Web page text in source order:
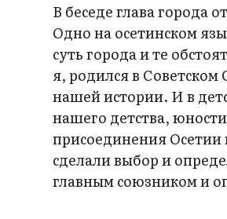
В беседе глава города
Одно на осетинском
суть города и те
я, родился в
нашей истории. И в
нашего детства,
присоединения Осетии
сделали выбор и
главным союзником и